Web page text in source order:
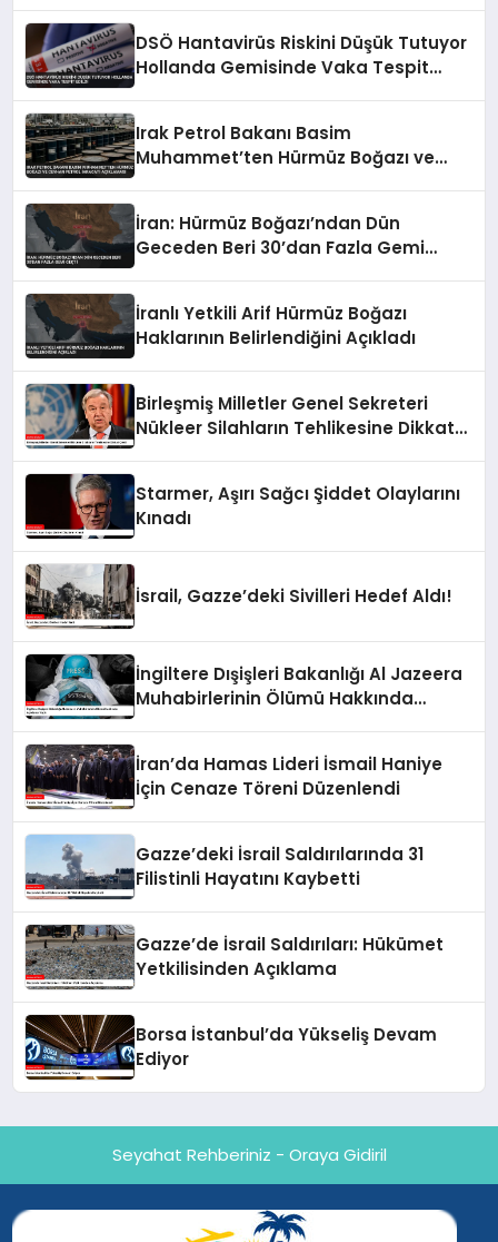
DSÖ Hantavirüs Riskini Düşük Tutuyor
Hollanda Gemisinde Vaka Tespit
Irak Petrol Bakanı Basim
Muhammet’ten Hürmüz Boğazı ve
İran: Hürmüz Boğazı’ndan Dün
Geceden Beri 30’dan Fazla Gemi
İranlı Yetkili Arif Hürmüz Boğazı
Haklarının Belirlendiğini Açıkladı
Birleşmiş Milletler Genel Sekreteri
Nükleer Silahların Tehlikesine Dikkat
Starmer, Aşırı Sağcı Şiddet Olaylarını
Kınadı
İsrail, Gazze’deki Sivilleri Hedef Aldı!
İngiltere Dışişleri Bakanlığı Al Jazeera
Muhabirlerinin Ölümü Hakkında
İran’da Hamas Lideri İsmail Haniye
İçin Cenaze Töreni Düzenlendi
Gazze’deki İsrail Saldırılarında 31
Filistinli Hayatını Kaybetti
Gazze’de İsrail Saldırıları: Hükümet
Yetkilisinden Açıklama
Borsa İstanbul’da Yükseliş Devam
Ediyor
Seyahat Rehberiniz - Oraya Gidiril